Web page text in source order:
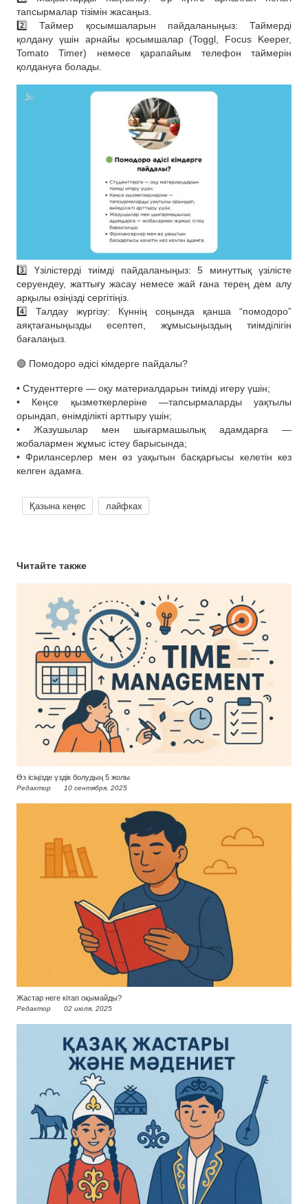
тапсырмалар тізімін жасаңыз.
2️⃣ Таймер қосымшаларын пайдаланыңыз: Таймерді
қолдану үшін арнайы қосымшалар (Toggl, Focus Keeper,
Tomato Timer) немесе қарапайым телефон таймерін
қолдануға болады.
3️⃣ Үзілістерді тиімді пайдаланыңыз: 5 минуттық үзілісте
серуендеу, жаттығу жасау немесе жай ғана терең дем алу
арқылы өзіңізді сергітіңіз.
4️⃣ Талдау жүргізу: Күннің соңында қанша “помодоро”
аяқтағаныңызды есептеп, жұмысыңыздың тиімділігін
бағалаңыз.
🟢 Помодоро әдісі кімдерге пайдалы?
• Студенттерге — оқу материалдарын тиімді игеру үшін;
• Кеңсе қызметкерлеріне —тапсырмаларды уақтылы
орындап, өнімділікті арттыру үшін;
• Жазушылар мен шығармашылық адамдарға —
жобалармен жұмыс істеу барысында;
• Фрилансерлер мен өз уақытын басқарғысы келетін кез
келген адамға.
Қазына кеңес лайфках
Читайте также
Өз ісіңізде үздік болудың 5 жолы
Редактор 10 сентября, 2025
Жастар неге кітап оқымайды?
Редактор 02 июля, 2025